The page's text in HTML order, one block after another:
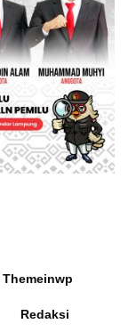
Themeinwp
Redaksi